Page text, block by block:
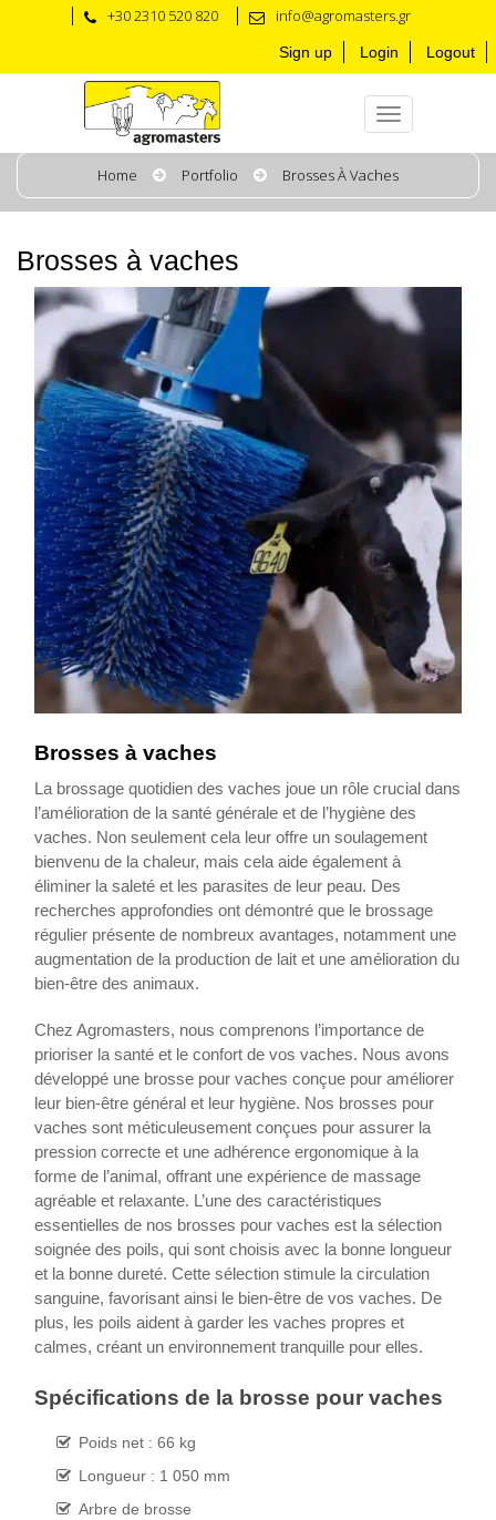
+30 2310 520 820 info@agromasters.gr
Sign up Login Logout
Home Portfolio Brosses À Vaches
Brosses à vaches
Brosses à vaches
La brossage quotidien des vaches joue un rôle crucial dans
l’amélioration de la santé générale et de l’hygiène des
vaches. Non seulement cela leur offre un soulagement
bienvenu de la chaleur, mais cela aide également à
éliminer la saleté et les parasites de leur peau. Des
recherches approfondies ont démontré que le brossage
régulier présente de nombreux avantages, notamment une
augmentation de la production de lait et une amélioration du
bien-être des animaux.
Chez Agromasters, nous comprenons l’importance de
prioriser la santé et le confort de vos vaches. Nous avons
développé une brosse pour vaches conçue pour améliorer
leur bien-être général et leur hygiène. Nos brosses pour
vaches sont méticuleusement conçues pour assurer la
pression correcte et une adhérence ergonomique à la
forme de l’animal, offrant une expérience de massage
agréable et relaxante. L’une des caractéristiques
essentielles de nos brosses pour vaches est la sélection
soignée des poils, qui sont choisis avec la bonne longueur
et la bonne dureté. Cette sélection stimule la circulation
sanguine, favorisant ainsi le bien-être de vos vaches. De
plus, les poils aident à garder les vaches propres et
calmes, créant un environnement tranquille pour elles.
Spécifications de la brosse pour vaches
Poids net : 66 kg
Longueur : 1 050 mm
Arbre de brosse